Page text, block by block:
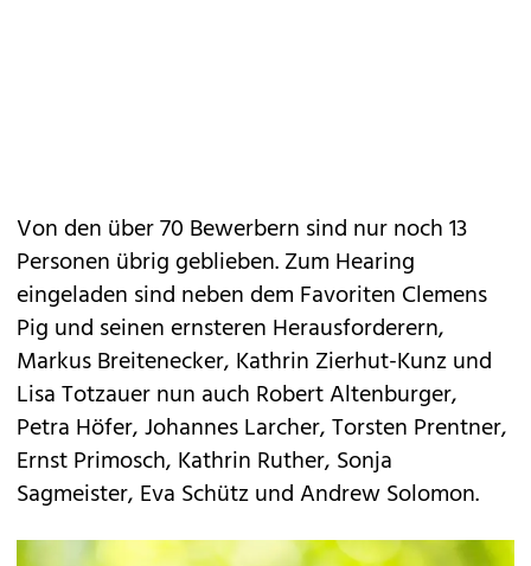
Von den über 70 Bewerbern sind nur noch 13
Personen übrig geblieben. Zum Hearing
eingeladen sind neben dem Favoriten Clemens
Pig und seinen ernsteren Herausforderern,
Markus Breitenecker, Kathrin Zierhut-Kunz und
Lisa Totzauer nun auch Robert Altenburger,
Petra Höfer, Johannes Larcher, Torsten Prentner,
Ernst Primosch, Kathrin Ruther, Sonja
Sagmeister, Eva Schütz und Andrew Solomon.